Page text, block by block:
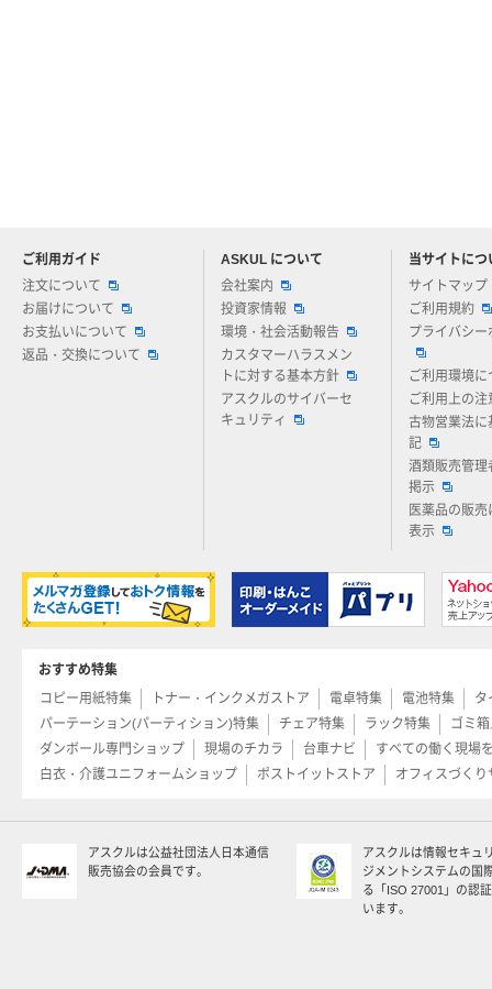
ご利用ガイド
注文について
お届けについて
お支払いについて
返品・交換について
ASKUL について
会社案内
投資家情報
環境・社会活動報告
カスタマーハラスメン
トに対する基本方針
アスクルのサイバーセ
キュリティ
当サイトにつ
サイトマップ
ご利用規約
プライバシー
ご利用環境に
ご利用上の注
古物営業法に
記
酒類販売管理
掲示
医薬品の販売
表示
アスクルについてお気軽にご質問ください
おすすめ特集
コピー用紙特集
トナー・インクメガストア 電卓特集 電池特集
タ
パーテーション(パーティション)特集
チェア特集 ラック特集
ゴミ
ダンボール専門ショップ
現場のチカラ 台車ナビ
すべての働く現場
白衣・介護ユニフォームショップ
ポストイットストア オフィスづくり
アスクルは公益社団法人日本通信
販売協会の会員です。
アスクルは情報セキュ
ジメントシステムの国
る「ISO 27001」の認
います。